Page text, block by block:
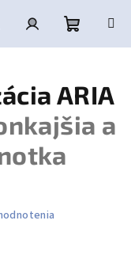
Prihlásenie
košík
ARIA
a